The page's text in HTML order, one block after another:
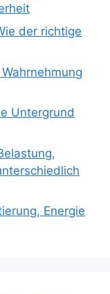
der richtige
Untergrund
Energie